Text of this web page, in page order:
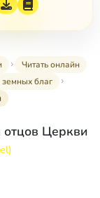
Читать онлайн
благ
отцов Церкви